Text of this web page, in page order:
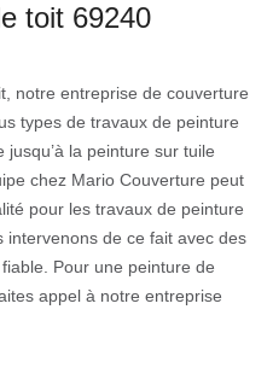
toit 69240
notre entreprise de couverture
types de travaux de peinture
la peinture sur tuile
chez Mario Couverture peut
pour les travaux de peinture
de ce fait avec des
Pour une peinture de
appel à notre entreprise